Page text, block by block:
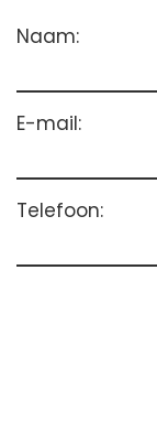
Naam:
E-mail:
Telefoon: